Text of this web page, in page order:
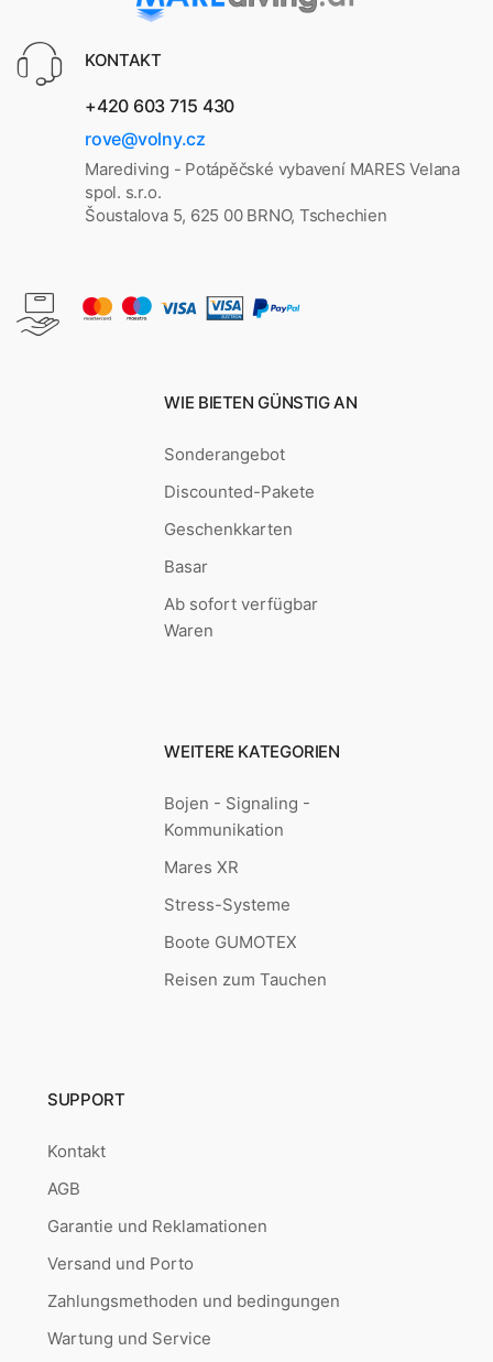
KONTAKT
+420 603 715 430
rove@volny.cz
Marediving - Potápěčské vybavení MARES Velana
spol. s.r.o.
Šoustalova 5, 625 00 BRNO, Tschechien
WIE BIETEN GÜNSTIG AN
Sonderangebot
Discounted-Pakete
Geschenkkarten
Basar
Ab sofort verfügbar
Waren
WEITERE KATEGORIEN
Bojen - Signaling -
Kommunikation
Mares XR
Stress-Systeme
Boote GUMOTEX
Reisen zum Tauchen
SUPPORT
Kontakt
AGB
Garantie und Reklamationen
Versand und Porto
Zahlungsmethoden und bedingungen
Wartung und Service